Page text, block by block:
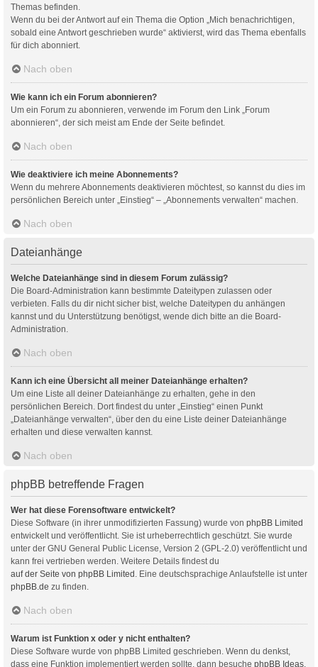
Themas befinden.
Wenn du bei der Antwort auf ein Thema die Option „Mich benachrichtigen,
sobald eine Antwort geschrieben wurde“ aktivierst, wird das Thema ebenfalls
für dich abonniert.
Nach oben
Wie kann ich ein Forum abonnieren?
Um ein Forum zu abonnieren, verwende im Forum den Link „Forum
abonnieren“, der sich meist am Ende der Seite befindet.
Nach oben
Wie deaktiviere ich meine Abonnements?
Wenn du mehrere Abonnements deaktivieren möchtest, so kannst du dies im
persönlichen Bereich unter „Einstieg“ – „Abonnements verwalten“ machen.
Nach oben
Dateianhänge
Welche Dateianhänge sind in diesem Forum zulässig?
Die Board-Administration kann bestimmte Dateitypen zulassen oder
verbieten. Falls du dir nicht sicher bist, welche Dateitypen du anhängen
kannst und du Unterstützung benötigst, wende dich bitte an die Board-
Administration.
Nach oben
Kann ich eine Übersicht all meiner Dateianhänge erhalten?
Um eine Liste all deiner Dateianhänge zu erhalten, gehe in den
persönlichen Bereich. Dort findest du unter „Einstieg“ einen Punkt
„Dateianhänge verwalten“, über den du eine Liste deiner Dateianhänge
erhalten und diese verwalten kannst.
Nach oben
phpBB betreffende Fragen
Wer hat diese Forensoftware entwickelt?
Diese Software (in ihrer unmodifizierten Fassung) wurde von phpBB Limited
entwickelt und veröffentlicht. Sie ist urheberrechtlich geschützt. Sie wurde
unter der GNU General Public License, Version 2 (GPL-2.0) veröffentlicht und
kann frei vertrieben werden. Weitere Details findest du
auf der Seite von phpBB Limited . Eine deutschsprachige Anlaufstelle ist unter
phpBB.de zu finden.
Nach oben
Warum ist Funktion x oder y nicht enthalten?
Diese Software wurde von phpBB Limited geschrieben. Wenn du denkst,
dass eine Funktion implementiert werden sollte, dann besuche phpBB Ideas